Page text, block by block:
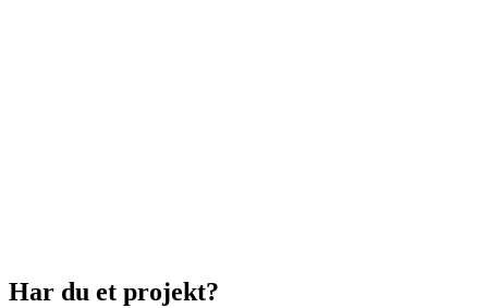
Har du et projekt?